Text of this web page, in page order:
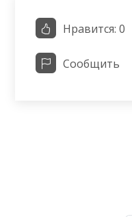
Нравится: 0
Сообщить